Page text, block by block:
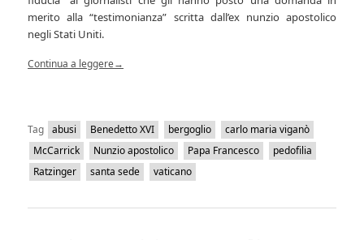
merito alla “testimonianza” scritta dall’ex nunzio apostolico
negli Stati Uniti.
Continua a leggere→
Tag abusi Benedetto XVI bergoglio
carlo maria viganò
McCarrick
Nunzio apostolico Papa Francesco
pedofilia
Ratzinger
santa sede vaticano